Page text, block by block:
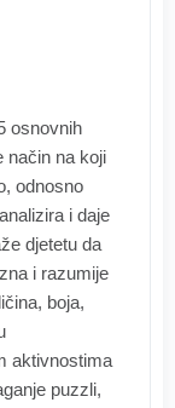
osnovnih
način na koji
odnosno
i daje
djetetu da
i razumije
boja,
aktivnostima
puzzli,